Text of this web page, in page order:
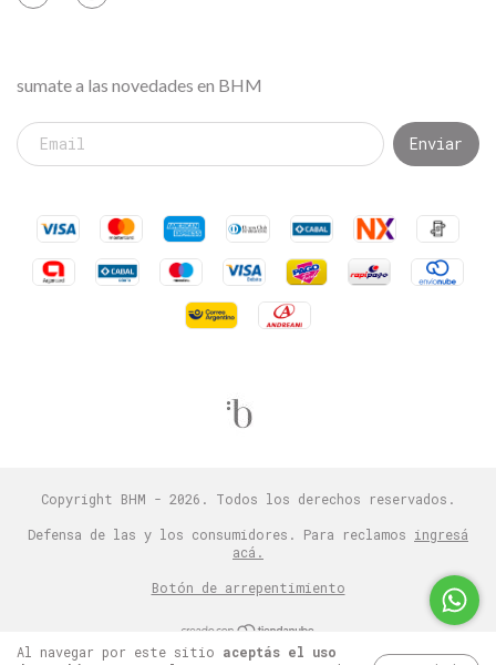
Al navegar por este sitio aceptás el uso
sumate a las novedades en BHM
Copyright BHM - 2026. Todos los derechos reservados.
Defensa de las y los consumidores. Para reclamos ingresá
acá.
Botón de arrepentimiento